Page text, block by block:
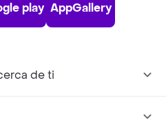
play AppGallery
de ti